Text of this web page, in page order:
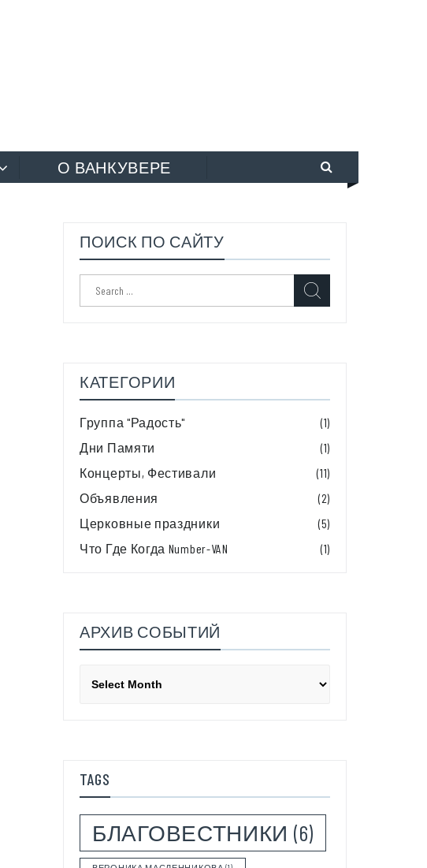
О ВАНКУВЕРЕ
ПОИСК ПО САЙТУ
КАТЕГОРИИ
Группа "Радость"
(1)
Дни Памяти
(1)
Концерты, Фестивали
(11)
Объявления
(2)
Церковные праздники
(5)
Что Где Когда Number-VAN
(1)
АРХИВ СОБЫТИЙ
событий
TAGS
БЛАГОВЕСТНИКИ (6)